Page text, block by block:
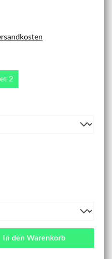
2
In den Warenkorb